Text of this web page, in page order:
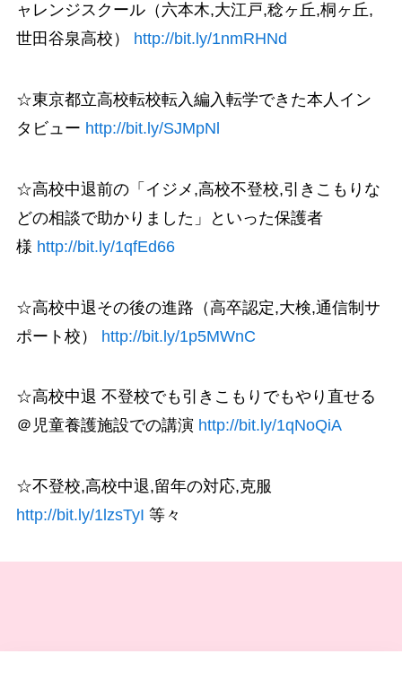
ャレンジスクール（六本木,大江戸,稔ヶ丘,桐ヶ丘,
世田谷泉高校）
http://bit.ly/1nmRHNd
☆東京都立高校転校転入編入転学できた本人イン
タビュー http://bit.ly/SJMpNl
☆高校中退前の「イジメ,高校不登校,引きこもりな
どの相談で助かりました」といった保護者
様 http://bit.ly/1qfEd66
☆高校中退その後の進路（高卒認定,大検,通信制サ
ポート校）
http://bit.ly/1p5MWnC
☆高校中退 不登校でも引きこもりでもやり直せる
＠児童養護施設での講演 http://bit.ly/1qNoQiA
☆不登校,高校中退,留年の対応,克服
http://bit.ly/1lzsTyI 等々